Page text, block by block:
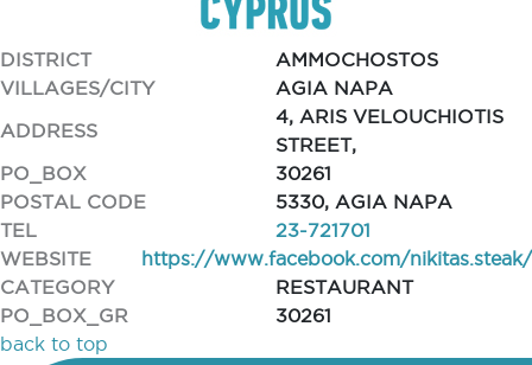
DISTRICT
AMMOCHOSTOS
VILLAGES/CITY
AGIA NAPA
ADDRESS
4, ARIS VELOUCHIOTIS
STREET,
PO_BOX
30261
POSTAL CODE
5330, AGIA NAPA
TEL
23-721701
WEBSITE
https://www.facebook.com/nikitas.steak/
CATEGORY
RESTAURANT
PO_BOX_GR
30261
back to top